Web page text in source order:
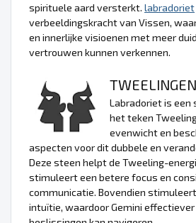
spirituele aard versterkt. labradoriet
verbeeldingskracht van Vissen,
en innerlijke visioenen met meer
vertrouwen kunnen verkennen.
TWEELINGEN
Labradoriet is een
het teken
evenwicht en
aspecten voor dit dubbele en
Deze steen helpt de Tweeling-
stimuleert een betere focus en
communicatie. Bovendien stimuleert
intuïtie, waardoor Gemini